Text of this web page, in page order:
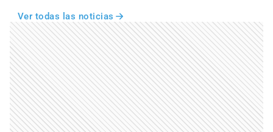
Ver todas las noticias